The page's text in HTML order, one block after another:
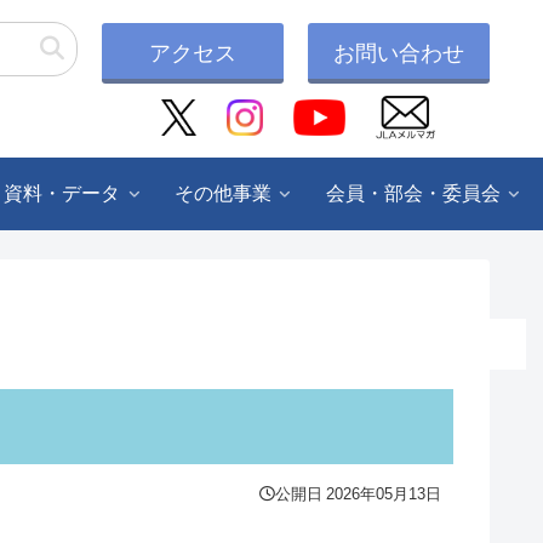
アクセス お問い合わせ
料・データ その他事業 会員・部会・委員会
公開日 2026年05月13日